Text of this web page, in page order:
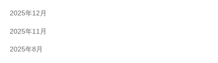
2025年12月
2025年11月
2025年8月